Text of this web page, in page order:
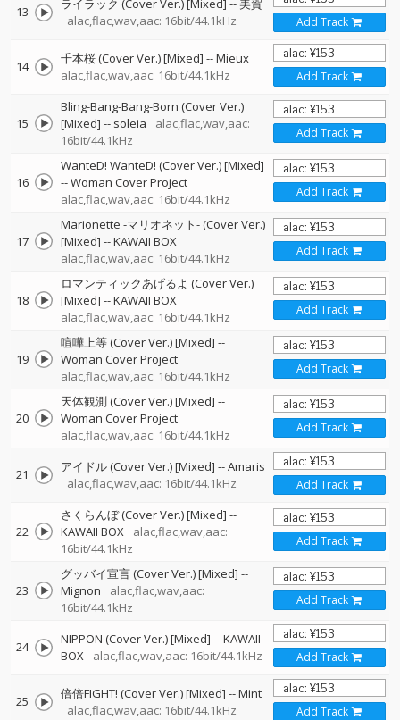
13 ライラック (Cover Ver.) [Mixed] --美賀
alac,flac,wav,aac: 16bit/44.1kHz
Add Track
14 千本桜 (Cover Ver.) [Mixed] --Mieux
alac,flac,wav,aac: 16bit/44.1kHz
Add Track
15
Bling-Bang-Bang-Born (Cover Ver.)
[Mixed] -- soleia
alac,flac,wav,aac:
16bit/44.1kHz
Add Track
16
WanteD! WanteD! (Cover Ver.) [Mixed]
--Woman Cover Project
alac,flac,wav,aac: 16bit/44.1kHz
Add Track
17
Marionette -マリオネット- (Cover Ver.)
[Mixed] --KAWAII BOX
alac,flac,wav,aac: 16bit/44.1kHz
Add Track
18
ロマンティックあげるよ (Cover Ver.)
[Mixed] --KAWAII BOX
alac,flac,wav,aac: 16bit/44.1kHz
Add Track
19
喧嘩上等 (Cover Ver.) [Mixed] --
Woman Cover Project
alac,flac,wav,aac: 16bit/44.1kHz
Add Track
20
天体観測 (Cover Ver.) [Mixed] --
Woman Cover Project
alac,flac,wav,aac: 16bit/44.1kHz
Add Track
21 アイドル (Cover Ver.) [Mixed] --Amaris
alac,flac,wav,aac: 16bit/44.1kHz
Add Track
22
さくらんぼ (Cover Ver.) [Mixed] --
KAWAII BOX
alac,flac,wav,aac:
16bit/44.1kHz
Add Track
23
グッバイ宣言 (Cover Ver.) [Mixed] --
Mignon
alac,flac,wav,aac:
16bit/44.1kHz
Add Track
24 NIPPON (Cover Ver.) [Mixed] --KAWAII
BOX
alac,flac,wav,aac: 16bit/44.1kHz Add Track
25 倍倍FIGHT! (Cover Ver.) [Mixed] --Mint
alac,flac,wav,aac: 16bit/44.1kHz
Add Track